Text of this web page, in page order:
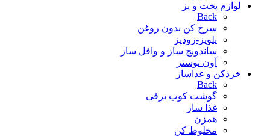
لوازم پخت و پز
Back
سرخ کن بدون روغن
پلوپز-زودپز
ساندویچ ساز و وافل ساز
آون توستر
خردکن و غذاساز
Back
گوشت کوب برقی
غذا ساز
همزن
مخلوط کن